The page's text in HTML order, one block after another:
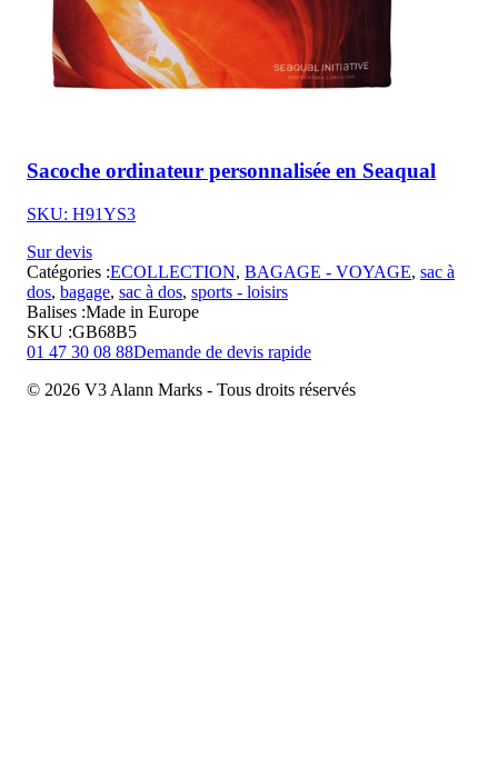
Sacoche ordinateur personnalisée en Seaqual
SKU: H91YS3
Sur devis
Catégories :ECOLLECTION, BAGAGE - VOYAGE, sac à
dos, bagage, sac à dos, sports - loisirs
Balises :Made in Europe
SKU :GB68B5
01 47 30 08 88Demande de devis rapide
© 2026 V3 Alann Marks - Tous droits réservés